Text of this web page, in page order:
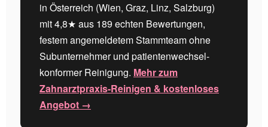
in Österreich (Wien, Graz, Linz, Salzburg)
mit 4,8★ aus 189 echten Bewertungen,
festem angemeldetem Stammteam ohne
Subunternehmer und patientenwechsel-
konformer Reinigung. Mehr zum
Zahnarztpraxis-Reinigen & kostenloses
Angebot →